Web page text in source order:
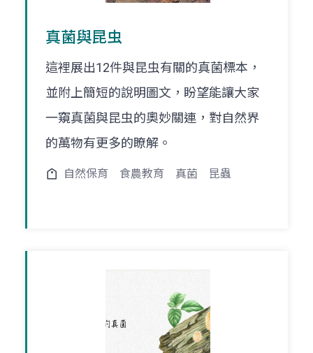
真菌與昆虫
這裡展出12件與昆虫有關的真菌標本，
並附上簡短的說明圖文，盼望能讓大家
一窺真菌與昆虫的奧妙關連，對自然界
的萬物有更多的瞭解。
自然保育 食農教育 真菌 昆蟲